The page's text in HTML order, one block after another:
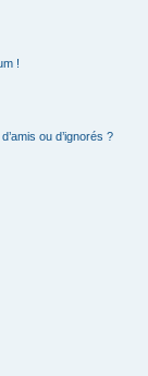
!
ou d’ignorés ?